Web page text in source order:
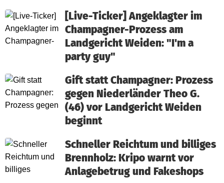
[Live-Ticker] Angeklagter im
Champagner-Prozess am
Landgericht Weiden: "I'm a
party guy"
Gift statt Champagner: Prozess
gegen Niederländer Theo G.
(46) vor Landgericht Weiden
beginnt
Schneller Reichtum und billiges
Brennholz: Kripo warnt vor
Anlagebetrug und Fakeshops